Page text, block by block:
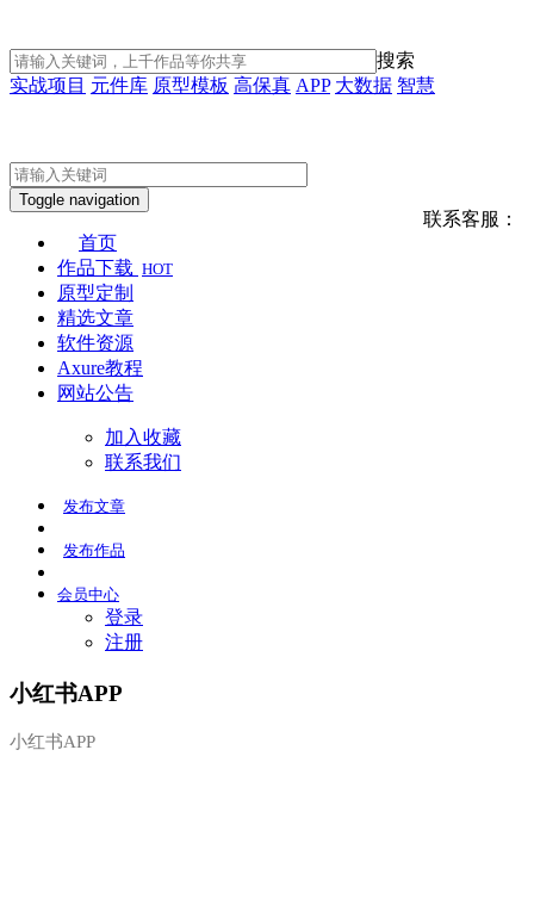
搜索
实战项目 元件库 原型模板 高保真 APP 大数据 智慧
联系客服：
Toggle navigation
首页
作品下载 HOT
原型定制
精选文章
软件资源
Axure教程
网站公告
加入收藏
联系我们
发布文章
发布作品
会员中心
登录
注册
小红书APP
小红书APP